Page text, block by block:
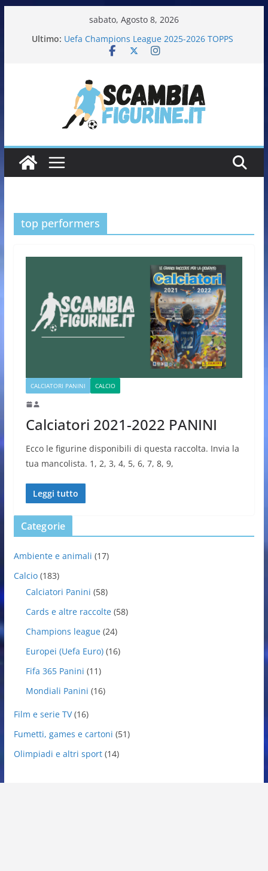
sabato, Agosto 8, 2026
Ultimo: Uefa Champions League 2025-2026 TOPPS
Fifa World Cup 2026 PANINI
Calciatori Serie B BKT 2025-2026 PANINI
top performers
CALCIATORI PANINI CALCIO
Calciatori 2021-2022 PANINI
Ecco le figurine disponibili di questa raccolta. Invia la
tua mancolista. 1, 2, 3, 4, 5, 6, 7, 8, 9,
Leggi tutto
Categorie
Ambiente e animali (17)
Calcio(183)
Calciatori Panini (58)
Cards e altre raccolte(58)
Champions league(24)
Europei (Uefa Euro)(16)
Fifa 365 Panini (11)
Mondiali Panini (16)
Film e serie TV(16)
Fumetti, games e cartoni (51)
Olimpiadi e altri sport(14)